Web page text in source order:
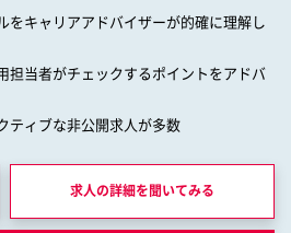
をキャリアアドバイザーが的確に理解し
担当者がチェックするポイントをアドバ
ティブな非公開求人が多数
求人の詳細を聞いてみる